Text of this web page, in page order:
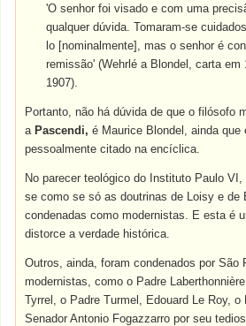
'O senhor foi visado e com uma
qualquer dúvida. Tomaram-se
lo [nominalmente], mas o senhor é
remissão' (Wehrlé a Blondel, carta em
1907).
Portanto, não há dúvida de que o filósofo
a Pascendi, é Maurice Blondel, ainda que
pessoalmente citado na encíclica.
No parecer teológico do Instituto Paulo
se como se só as doutrinas de Loisy e de
condenadas como modernistas. E esta é
distorce a verdade histórica.
Outros, ainda, foram condenados por São
modernistas, como o Padre
Tyrrel, o Padre Turmel, Edouard Le Roy, o
Senador Antonio Fogazzarro por seu